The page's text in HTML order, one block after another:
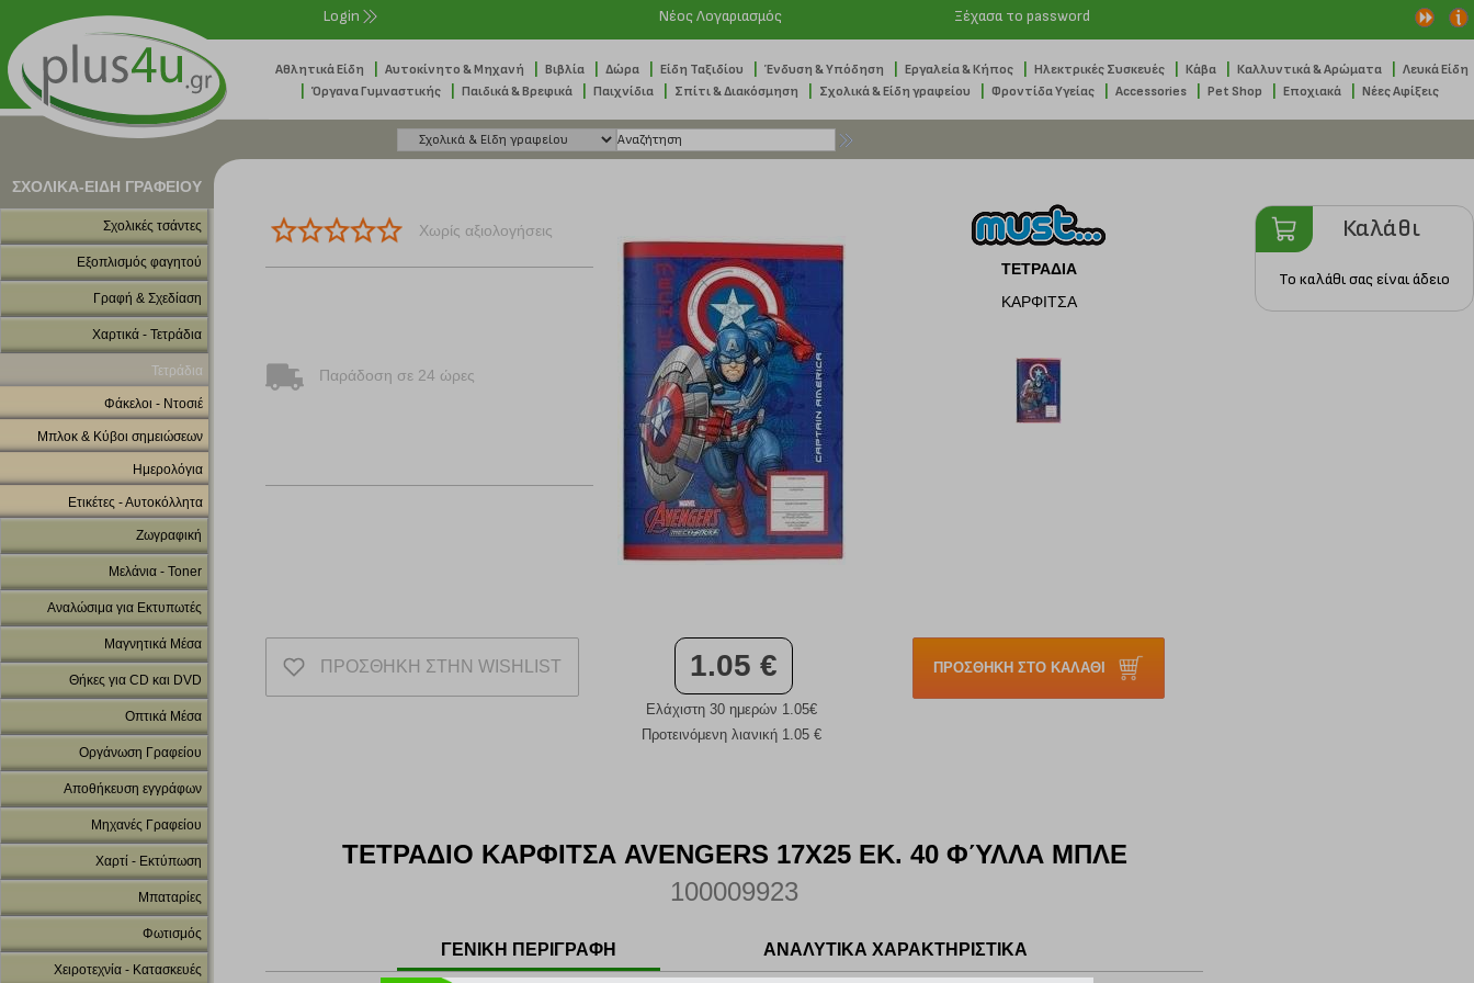
Login Νέος Λογαριασμός Ξέχασα το password
Αθλητικά Είδη Αυτοκίνητο & Μηχανή Βιβλία Δώρα Είδη Ταξιδίου Ένδυση & Υπόδηση Εργαλεία & Κήπος Ηλεκτρικές Συσκευές Κάβα Καλλυντικά & Αρώματα Λευκά Είδη
Όργανα Γυμναστικής Παιδικά & Βρεφικά Παιχνίδια Σπίτι & Διακόσμηση Σχολικά & Είδη γραφείου Φροντίδα Υγείας Accessories Pet Shop Εποχιακά Νέες Αφίξεις
ΣΧΟΛΙΚΑ-ΕΙΔΗ ΓΡΑΦΕΙΟΥ
Σχολικές τσάντες
Εξοπλισμός φαγητού
Γραφή & Σχεδίαση
Χαρτικά - Τετράδια
Τετράδια
Φάκελοι - Ντοσιέ
Μπλοκ & Κύβοι σημειώσεων
Ημερολόγια
Ετικέτες - Αυτοκόλλητα
Ζωγραφική
Μελάνια - Toner
Αναλώσιμα για Εκτυπωτές
Μαγνητικά Μέσα
Θήκες για CD και DVD
Οπτικά Μέσα
Οργάνωση Γραφείου
Αποθήκευση εγγράφων
Μηχανές Γραφείου
Χαρτί - Εκτύπωση
Μπαταρίες
Φωτισμός
Χειροτεχνία - Κατασκευές
Χωρίς αξιολογήσεις
Παράδοση σε 24 ώρες
ΤΕΤΡΑΔΙΑ
ΚΑΡΦΙΤΣΑ
ΠΡΟΣΘΗΚΗ ΣΤΗΝ WISHLIST 1.05 €
Ελάχιστη 30 ημερών 1.05€
Προτεινόμενη λιανική 1.05 €
ΠΡΟΣΘΗΚΗ ΣΤΟ ΚΑΛΑΘΙ
ΤΕΤΡΑΔΙΟ ΚΑΡΦΙΤΣΑ AVENGERS 17X25 ΕΚ. 40 ΦΎΛΛΑ ΜΠΛΕ
100009923
ΓΕΝΙΚΗ ΠΕΡΙΓΡΑΦΗ ΑΝΑΛΥΤΙΚΑ ΧΑΡΑΚΤΗΡΙΣΤΙΚΑ
Καλάθι
Το καλάθι σας είναι άδειο